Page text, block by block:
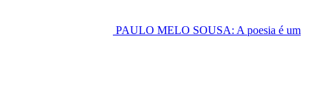
PAULO MELO SOUSA: A poesia é um